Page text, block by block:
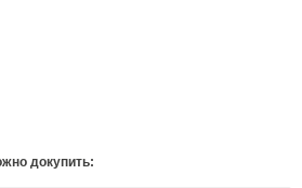
докупить: